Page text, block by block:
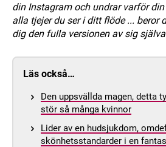
din Instagram och undrar varför
alla tjejer du ser i ditt flöde ... beror
dig den fulla versionen av sig
Läs också…
Den uppsvällda magen, detta
stör så många kvinnor
Lider av en hudsjukdom,
skönhetsstandarder i en